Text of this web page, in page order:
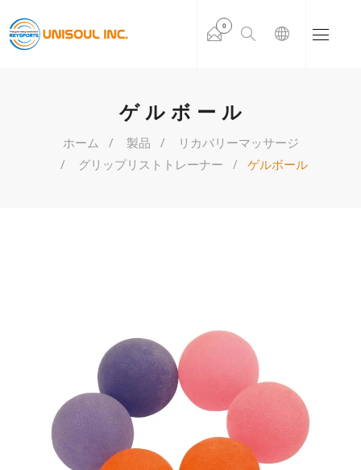
0
ゲルボール
ホーム 製品
リカバリーマッサージ
グリップリストトレーナー
ゲルボール